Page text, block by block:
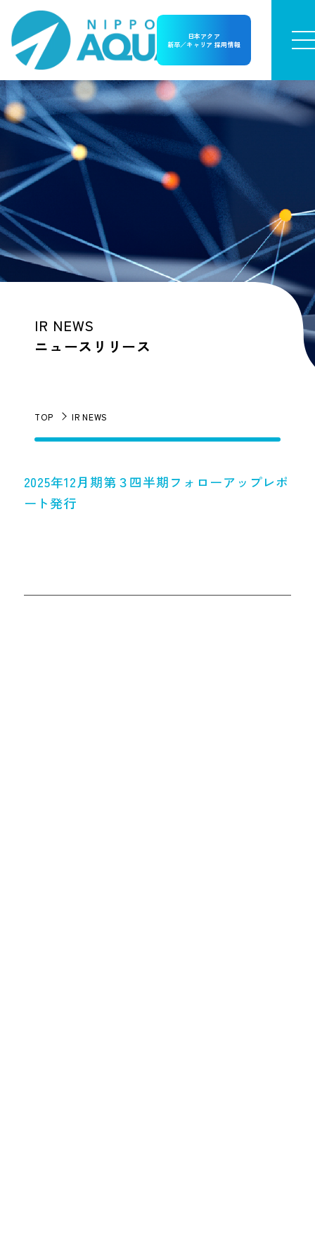
日本アクア
新卒／キャリア 採用情報
IR NEWS
ニュースリリース
TOP IR NEWS
2025年12月期第３四半期フォローアップレポ
ート発行